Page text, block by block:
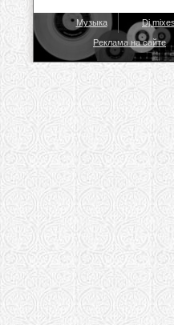
Музыка Dj mixes
Реклама на сайте